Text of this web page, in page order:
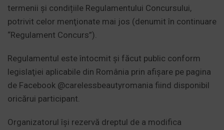
termenii şi condițiile Regulamentului Concursului,
potrivit celor menţionate mai jos (denumit în continuare
“Regulament Concurs”).
Regulamentul este întocmit şi făcut public conform
legislaţiei aplicabile din România prin afișare pe pagina
de Facebook @carelessbeautyromania fiind disponibil
oricărui participant.
Organizatorul îşi rezervă dreptul de a modifica